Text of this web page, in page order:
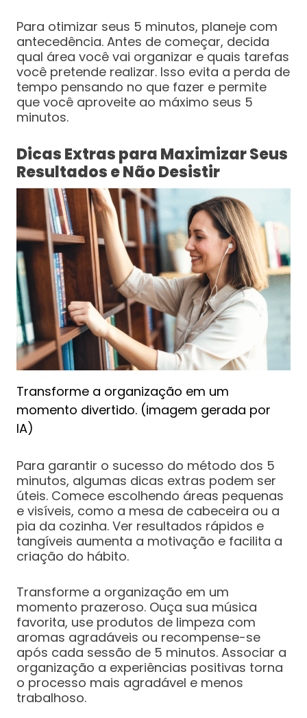
Para otimizar seus 5 minutos, planeje com
antecedência. Antes de começar, decida
qual área você vai organizar e quais tarefas
você pretende realizar. Isso evita a perda de
tempo pensando no que fazer e permite
que você aproveite ao máximo seus 5
minutos.
Dicas Extras para Maximizar Seus
Resultados e Não Desistir
Transforme a organização em um
momento divertido. (imagem gerada por
IA)
Para garantir o sucesso do método dos 5
minutos, algumas dicas extras podem ser
úteis. Comece escolhendo áreas pequenas
e visíveis, como a mesa de cabeceira ou a
pia da cozinha. Ver resultados rápidos e
tangíveis aumenta a motivação e facilita a
criação do hábito.
Transforme a organização em um
momento prazeroso. Ouça sua música
favorita, use produtos de limpeza com
aromas agradáveis ou recompense-se
após cada sessão de 5 minutos. Associar a
organização a experiências positivas torna
o processo mais agradável e menos
trabalhoso.